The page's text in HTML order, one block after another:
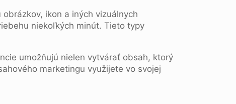
ikon a iných vizuálnych
niekoľkých minút. Tieto typy
umožňujú nielen vytvárať obsah, ktorý
marketingu využijete vo svojej